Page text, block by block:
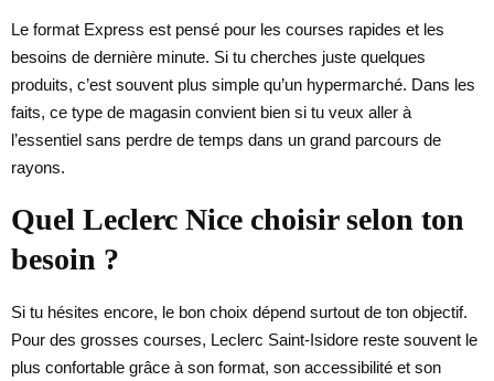
Le format Express est pensé pour les courses rapides et les
besoins de dernière minute. Si tu cherches juste quelques
produits, c’est souvent plus simple qu’un hypermarché. Dans les
faits, ce type de magasin convient bien si tu veux aller à
l’essentiel sans perdre de temps dans un grand parcours de
rayons.
Quel Leclerc Nice choisir selon ton
besoin ?
Si tu hésites encore, le bon choix dépend surtout de ton objectif.
Pour des grosses courses, Leclerc Saint-Isidore reste souvent le
plus confortable grâce à son format, son accessibilité et son